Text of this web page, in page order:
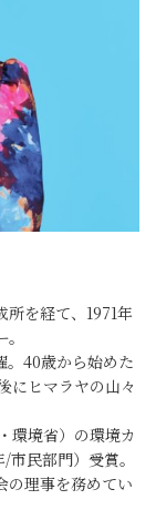
を経て、1971年
。40歳から始めた
にヒマラヤの山々
環境省）の環境カ
民部門）受賞。
の理事を務めてい